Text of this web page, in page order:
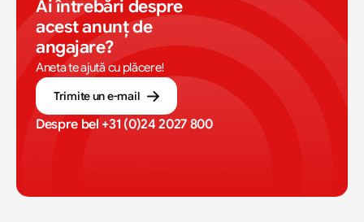
Ai întrebări despre
acest anunț de
angajare?
Aneta te ajută cu plăcere!
Trimite un e-mail
Despre bel +31 (0)24 2027 800